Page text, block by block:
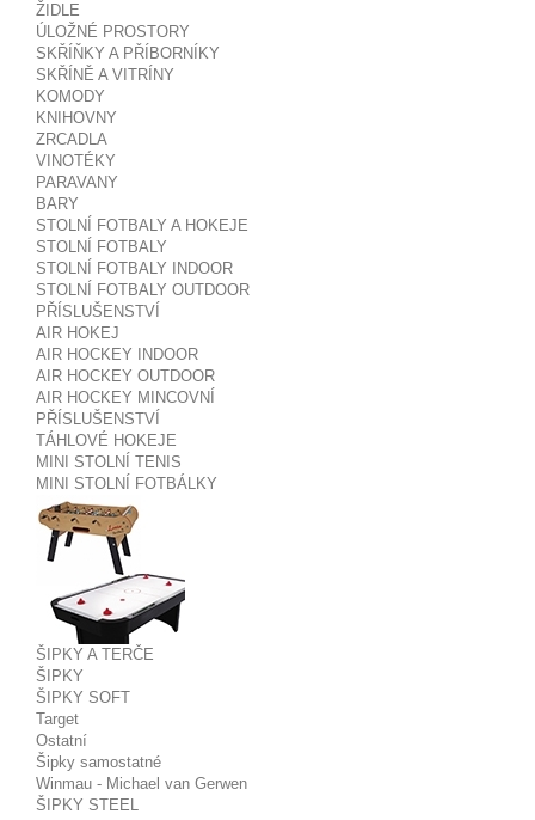
ŽIDLE
ÚLOŽNÉ PROSTORY
SKŘÍŇKY A PŘÍBORNÍKY
SKŘÍNĚ A VITRÍNY
KOMODY
KNIHOVNY
ZRCADLA
VINOTÉKY
PARAVANY
BARY
STOLNÍ FOTBALY A HOKEJE
STOLNÍ FOTBALY
STOLNÍ FOTBALY INDOOR
STOLNÍ FOTBALY OUTDOOR
PŘÍSLUŠENSTVÍ
AIR HOKEJ
AIR HOCKEY INDOOR
AIR HOCKEY OUTDOOR
AIR HOCKEY MINCOVNÍ
PŘÍSLUŠENSTVÍ
TÁHLOVÉ HOKEJE
MINI STOLNÍ TENIS
MINI STOLNÍ FOTBÁLKY
ŠIPKY A TERČE
ŠIPKY
ŠIPKY SOFT
Target
Ostatní
Šipky samostatné
Winmau - Michael van Gerwen
ŠIPKY STEEL